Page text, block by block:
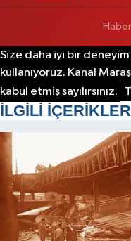
Haber
Size daha iyi bir
kullanıyoruz. Kanal
kabul etmiş sayılırsınız.